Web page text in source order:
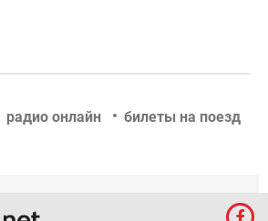
радио онлайн билеты на поезд